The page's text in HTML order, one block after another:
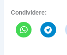
Condividere: